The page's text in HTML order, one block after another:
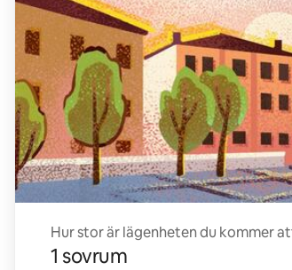
Hur stor är lägenheten du kommer
1 sovrum